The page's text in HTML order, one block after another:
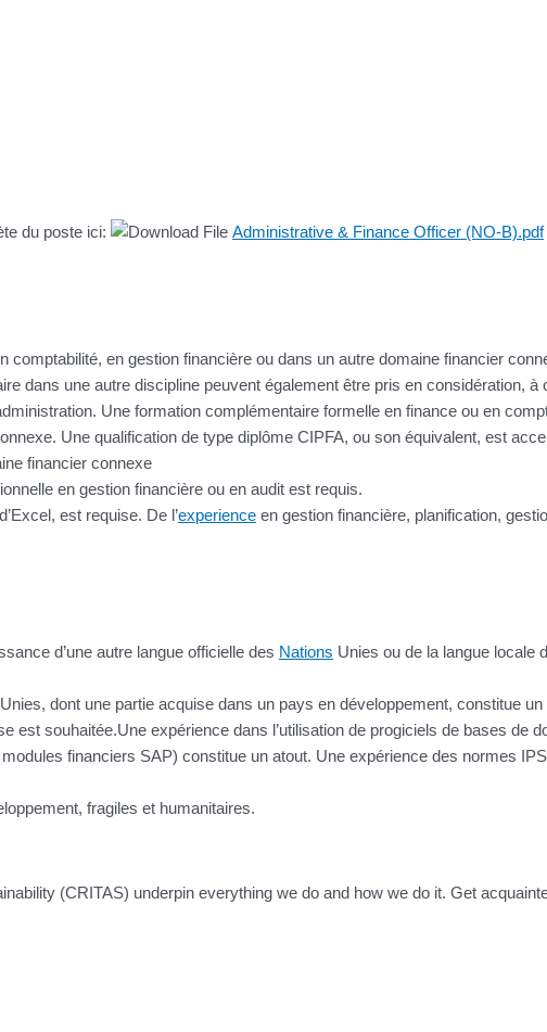
du poste ici: Administrative & Finance Officer (NO-B).pdf
en gestion financière ou dans un autre domaine financier
dans une autre discipline peuvent également être pris en considération, à
Une formation complémentaire formelle en finance ou en
Une qualification de type diplôme CIPFA, ou son équivalent, est
financier connexe
en gestion financière ou en audit est requis.
est requise. De l’experience en gestion financière, planification,
d’une autre langue officielle des Nations Unies ou de la langue locale
dont une partie acquise dans un pays en développement, constitue un
est souhaitée.Une expérience dans l’utilisation de progiciels de bases de
financiers SAP) constitue un atout. Une expérience des normes
fragiles et humanitaires.
(CRITAS) underpin everything we do and how we do it. Get